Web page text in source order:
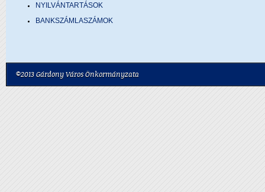
NYILVÁNTARTÁSOK
BANKSZÁMLASZÁMOK
©2013 Gárdony Város Önkormányzata